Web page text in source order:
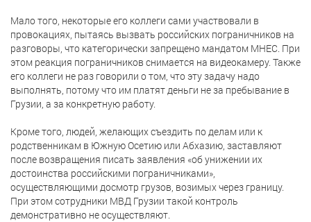
Мало того, некоторые его коллеги сами участвовали в
провокациях, пытаясь вызвать российских пограничников на
разговоры, что категорически запрещено мандатом МНЕС. При
этом реакция пограничников снимается на видеокамеру. Также
его коллеги не раз говорили о том, что эту задачу надо
выполнять, потому что им платят деньги не за пребывание в
Грузии, а за конкретную работу.
Кроме того, людей, желающих съездить по делам или к
родственникам в Южную Осетию или Абхазию, заставляют
после возвращения писать заявления «об унижении их
достоинства российскими пограничниками»,
осуществляющими досмотр грузов, возимых через границу.
При этом сотрудники МВД Грузии такой контроль
демонстративно не осуществляют.